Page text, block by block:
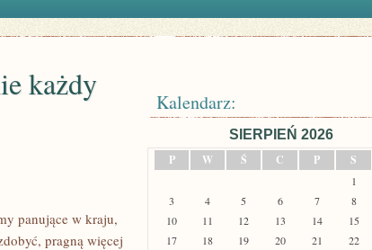
każdy
panujące w kraju,
pragną więcej
Kalendarz:
SIERPIEŃ 2026
P
W Ś C P S
1
3
4 5 6 7 8
10
11 12 13 14 15
17
18 19 20 21 22